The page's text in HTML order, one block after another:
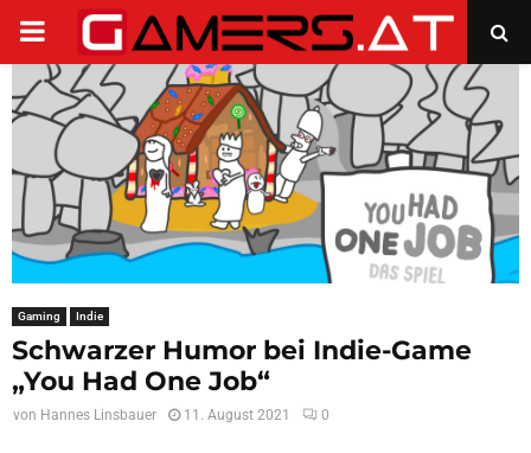
PRIMARY
MENU
Gaming Indie
Schwarzer Humor bei Indie-Game
„You Had One Job“
von Hannes Linsbauer 11. August 2021 0